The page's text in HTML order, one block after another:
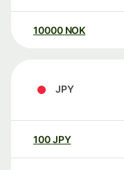
10000 NOK
JPY
100JPY